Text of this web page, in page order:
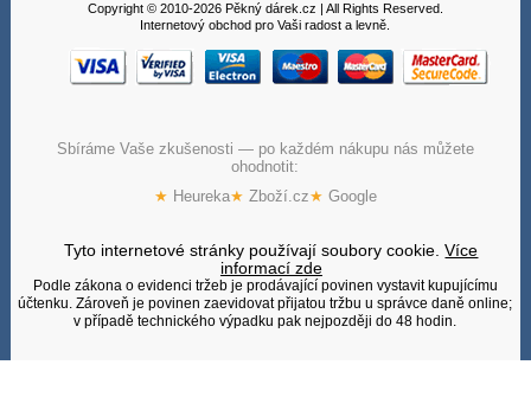
Copyright © 2010-2026 Pěkný dárek.cz | All Rights Reserved.
Internetový obchod pro Vaši radost a levně.
Sbíráme Vaše zkušenosti — po každém nákupu nás můžete
ohodnotit:
★ Heureka★ Zboží.cz★ Google
Tyto internetové stránky používají soubory cookie.Více
informací zde
Podle zákona o evidenci tržeb je prodávající povinen vystavit kupujícímu
účtenku. Zároveň je povinen zaevidovat přijatou tržbu u správce daně online;
v případě technického výpadku pak nejpozději do 48 hodin.